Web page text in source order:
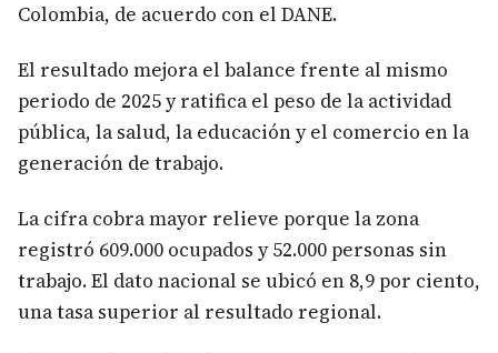
Colombia, de acuerdo con el DANE.
El resultado mejora el balance frente al mismo
periodo de 2025 y ratifica el peso de la actividad
pública, la salud, la educación y el comercio en la
generación de trabajo.
La cifra cobra mayor relieve porque la zona
registró 609.000 ocupados y 52.000 personas sin
trabajo. El dato nacional se ubicó en 8,9 por ciento,
una tasa superior al resultado regional.